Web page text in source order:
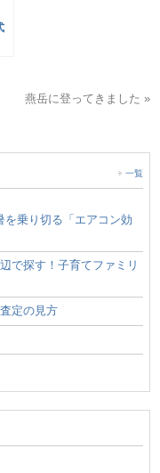
燕岳に登ってきました »
一覧
を乗り切る「エアコン効
で探す！子育てファミリ
定の見方